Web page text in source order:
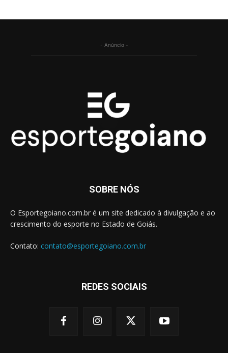
- Anúncio -
SOBRE NÓS
O Esportegoiano.com.br é um site dedicado à divulgação e ao
crescimento do esporte no Estado de Goiás.
Contato: contato@esportegoiano.com.br
REDES SOCIAIS